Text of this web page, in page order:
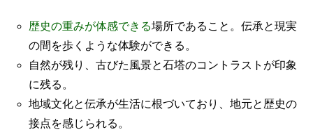
歴史の重みが体感できる場所であること。伝承と現実
の間を歩くような体験ができる。
自然が残り、古びた風景と石塔のコントラストが印象
に残る。
地域文化と伝承が生活に根づいており、地元と歴史の
接点を感じられる。